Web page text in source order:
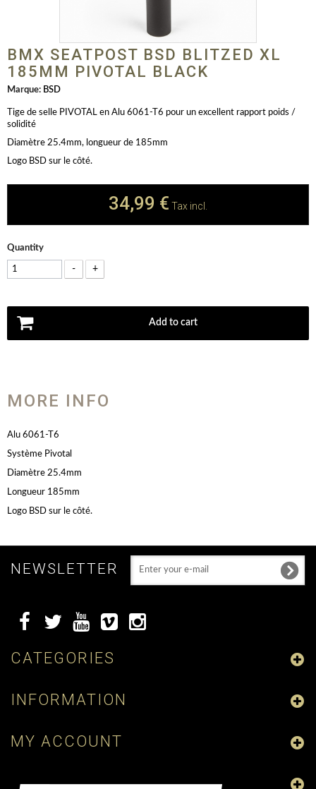
BMX SEATPOST BSD BLITZED XL
185MM PIVOTAL BLACK
Marque: BSD
Tige de selle PIVOTAL en Alu 6061-T6 pour un excellent rapport poids /
solidité
Diamètre 25.4mm, longueur de 185mm
Logo BSD sur le côté.
34,99 € Tax incl.
Quantity
- +
Add to cart
MORE INFO
Alu 6061-T6
Système Pivotal
Diamètre 25.4mm
Longueur 185mm
Logo BSD sur le côté.
NEWSLETTER
CATEGORIES
INFORMATION
MY ACCOUNT